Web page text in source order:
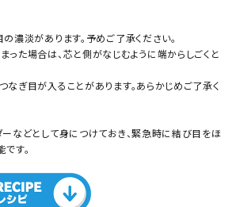
濃淡があります。予めご了承ください。
た場合は、芯と側がなじむように端からしごくと
ぎ目が入ることがあります。あらかじめご了承く
ーなどとして身につけておき、緊急時に結び目をほ
す。